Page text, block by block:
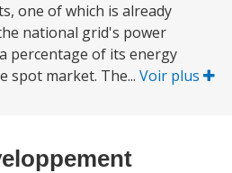
one of which is already
national grid's power
percentage of its energy
spot market. The... Voir plus